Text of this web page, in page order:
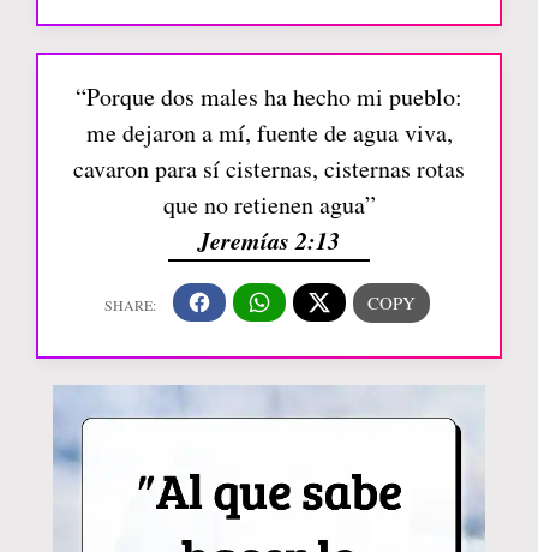
“Porque dos males ha hecho mi pueblo:
me dejaron a mí, fuente de agua viva,
cavaron para sí cisternas, cisternas rotas
que no retienen agua”
Jeremías 2:13